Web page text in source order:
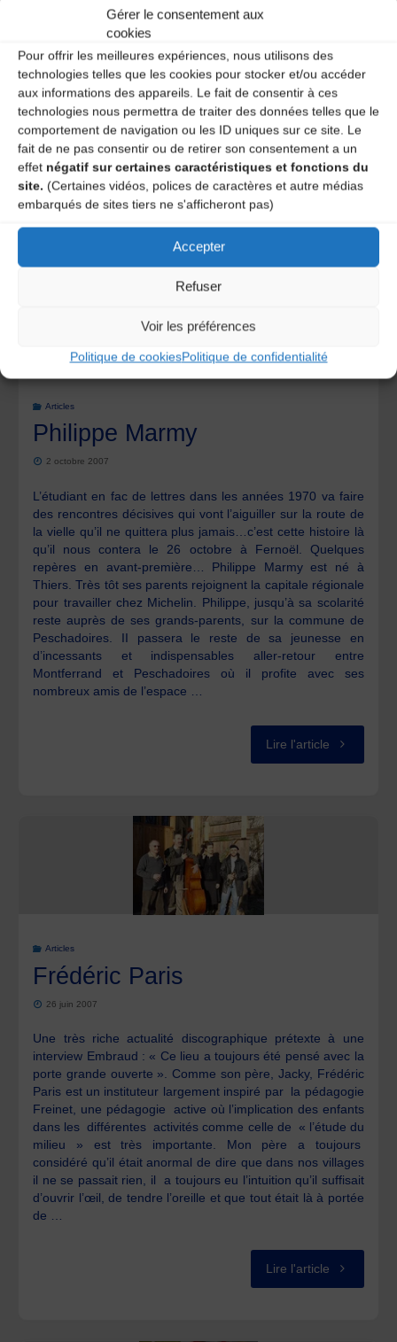
Gérer le consentement aux
cookies
Pour offrir les meilleures expériences, nous utilisons des
technologies telles que les cookies pour stocker et/ou accéder
aux informations des appareils. Le fait de consentir à ces
technologies nous permettra de traiter des données telles que le
comportement de navigation ou les ID uniques sur ce site. Le
fait de ne pas consentir ou de retirer son consentement a un
effet négatif sur certaines caractéristiques et fonctions du
site. (Certaines vidéos, polices de caractères et autre médias
embarqués de sites tiers ne s'afficheront pas)
Accepter
Refuser
Voir les préférences
Politique de cookiesPolitique de confidentialité
en lutherie. Il propose à la vente vielles et nyckelharpas
de sa fabrication et assure l’entretien et la réparation de
43 220 Dunières Tel : 04 71 66 89 72 Mail : janssens-
joos@orange.fr
Lire l'article"JANSSENS
Joos"
Articles
Philippe Marmy
2 octobre 2007
L’étudiant en fac de lettres dans les années 1970 va faire
des rencontres décisives qui vont l’aiguiller sur la route de
la vielle qu’il ne quittera plus jamais…c’est cette histoire là
qu’il nous contera le 26 octobre à Fernoël. Quelques
repères en avant-première… Philippe Marmy est né à
Thiers. Très tôt ses parents rejoignent la capitale régionale
pour travailler chez Michelin. Philippe, jusqu’à sa scolarité
reste auprès de ses grands-parents, sur la commune de
Peschadoires. II passera le reste de sa jeunesse en
d’incessants et indispensables aller-retour entre
Montferrand et Peschadoires où il profite avec ses
nombreux amis de l’espace …
Lire l'article"Philippe
Articles
Frédéric Paris
26 juin 2007
Une très riche actualité discographique prétexte à une
interview Embraud : « Ce lieu a toujours été pensé avec la
porte grande ouverte ». Comme son père, Jacky, Frédéric
Paris est un instituteur largement inspiré par la pédagogie
Freinet, une pédagogie active où l’implication des enfants
dans les différentes activités comme celle de « l’étude du
milieu » est très importante. Mon père a toujours
considéré qu’il était anormal de dire que dans nos villages
il ne se passait rien, il a toujours eu l’intuition qu’il suffisait
d’ouvrir l’œil, de tendre l’oreille et que tout était là à portée
de …
Lire l'article"Frédéric